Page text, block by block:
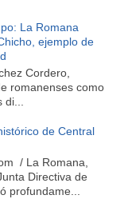
La Romana
ejemplo de
Cordero,
romanenses como
de Central
/ La Romana,
Directiva de
profundame...